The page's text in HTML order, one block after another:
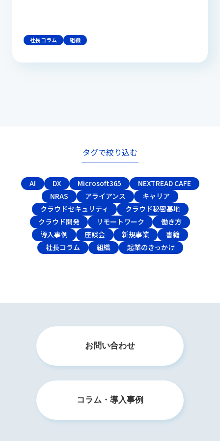
社長コラム 組織
タグで絞り込む
AI DX Microsoft365
NEXTREAD CAFE
NRAS
アライアンス
キャリア
クラウドセキュリティ
クラウド秘密基地
クラウド開発
リモートワーク
働き方
導入事例
座談会 新規事業
書籍
社長コラム
組織 起業のきっかけ
お問い合わせ
コラム・導入事例